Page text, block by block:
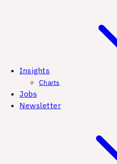
Insights
Charts
Jobs
Newsletter